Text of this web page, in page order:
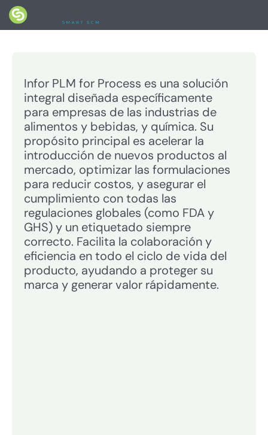
PLM for process
Infor PLM for Process es una solución
integral diseñada específicamente
para empresas de las industrias de
alimentos y bebidas, y química. Su
propósito principal es acelerar la
introducción de nuevos productos al
mercado, optimizar las formulaciones
para reducir costos, y asegurar el
cumplimiento con todas las
regulaciones globales (como FDA y
GHS) y un etiquetado siempre
correcto. Facilita la colaboración y
eficiencia en todo el ciclo de vida del
producto, ayudando a proteger su
marca y generar valor rápidamente.